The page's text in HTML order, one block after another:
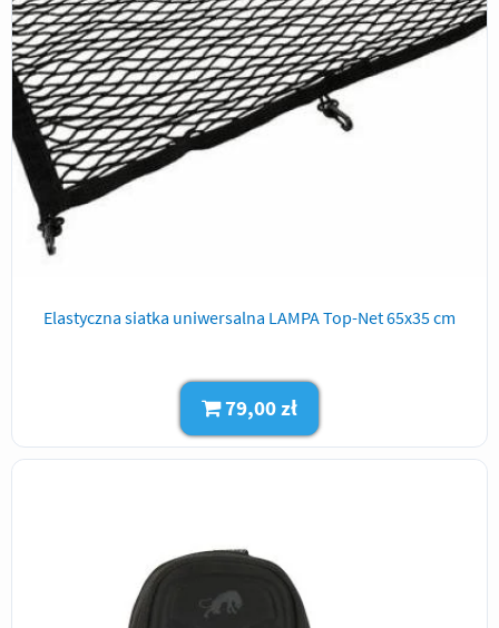
Elastyczna siatka uniwersalna LAMPA Top-Net 65x35 cm
79,00 zł